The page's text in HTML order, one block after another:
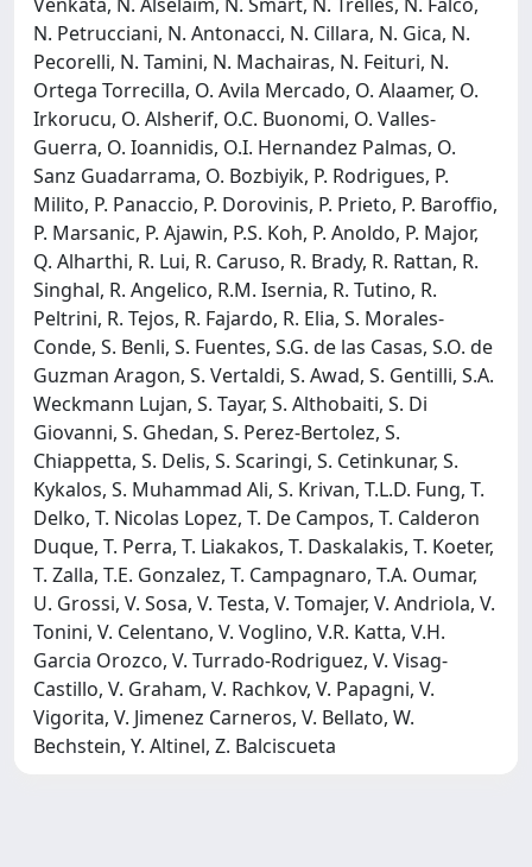
N. Petrucciani, N. Antonacci, N. Cillara, N. Gica, N.
Pecorelli, N. Tamini, N. Machairas, N. Feituri, N.
Ortega Torrecilla, O. Avila Mercado, O. Alaamer, O.
Irkorucu, O. Alsherif, O.C. Buonomi, O. Valles-
Guerra, O. Ioannidis, O.I. Hernandez Palmas, O.
Sanz Guadarrama, O. Bozbiyik, P. Rodrigues, P.
Milito, P. Panaccio, P. Dorovinis, P. Prieto, P. Baroffio,
P. Marsanic, P. Ajawin, P.S. Koh, P. Anoldo, P. Major,
Q. Alharthi, R. Lui, R. Caruso, R. Brady, R. Rattan, R.
Singhal, R. Angelico, R.M. Isernia, R. Tutino, R.
Peltrini, R. Tejos, R. Fajardo, R. Elia, S. Morales-
Conde, S. Benli, S. Fuentes, S.G. de las Casas, S.O. de
Guzman Aragon, S. Vertaldi, S. Awad, S. Gentilli, S.A.
Weckmann Lujan, S. Tayar, S. Althobaiti, S. Di
Giovanni, S. Ghedan, S. Perez-Bertolez, S.
Chiappetta, S. Delis, S. Scaringi, S. Cetinkunar, S.
Kykalos, S. Muhammad Ali, S. Krivan, T.L.D. Fung, T.
Delko, T. Nicolas Lopez, T. De Campos, T. Calderon
Duque, T. Perra, T. Liakakos, T. Daskalakis, T. Koeter,
T. Zalla, T.E. Gonzalez, T. Campagnaro, T.A. Oumar,
U. Grossi, V. Sosa, V. Testa, V. Tomajer, V. Andriola, V.
Tonini, V. Celentano, V. Voglino, V.R. Katta, V.H.
Garcia Orozco, V. Turrado-Rodriguez, V. Visag-
Castillo, V. Graham, V. Rachkov, V. Papagni, V.
Vigorita, V. Jimenez Carneros, V. Bellato, W.
Bechstein, Y. Altinel, Z. Balciscueta